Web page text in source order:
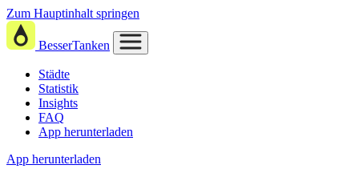
Zum Hauptinhalt springen
BesserTanken
Städte
Statistik
Insights
FAQ
App herunterladen
App herunterladen